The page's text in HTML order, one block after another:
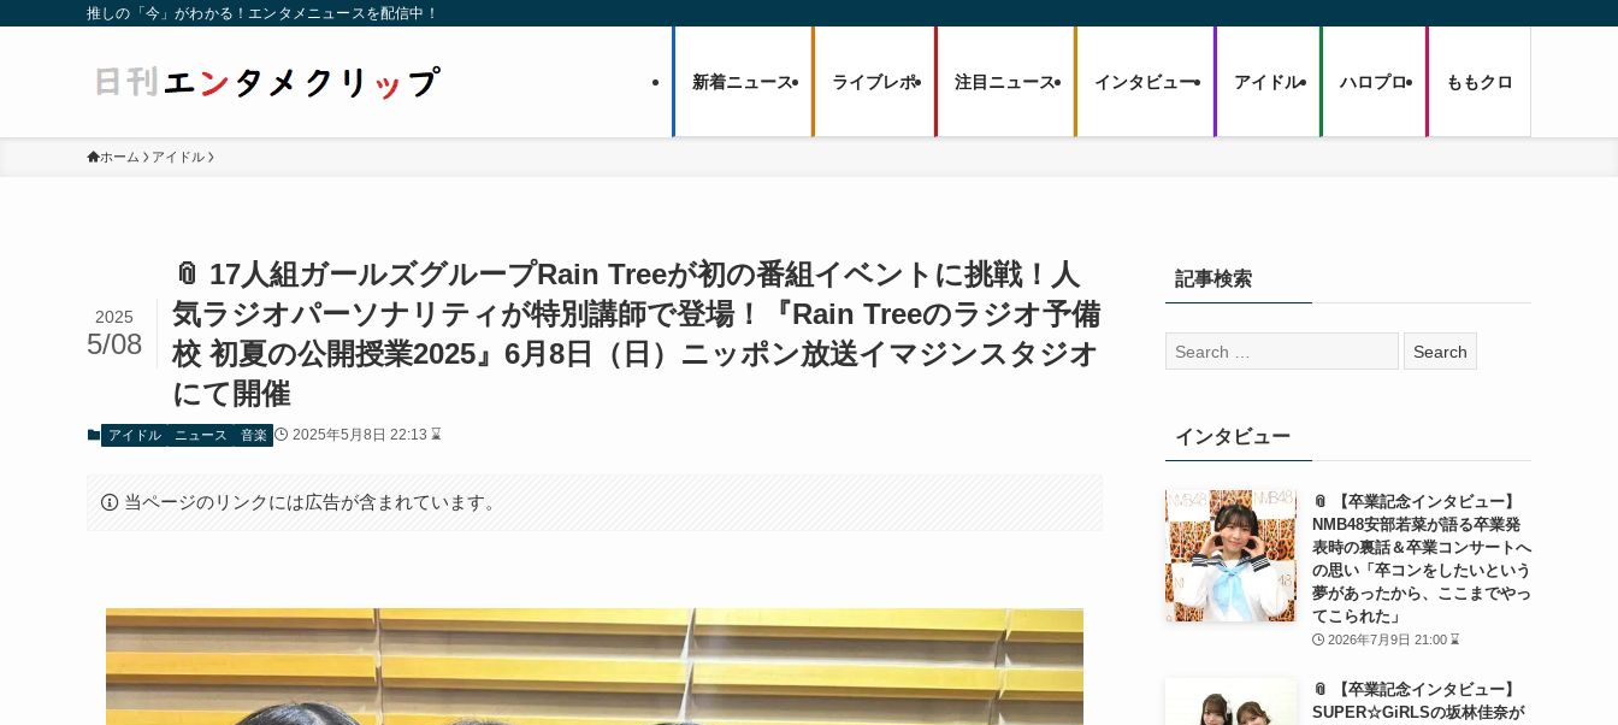
推しの「今」がわかる！エンタメニュースを配信中！
新着ニュース ライブレポ 注目ニュース インタビュー アイドル ハロプロ ももクロ
ホーム アイドル
📎 17人組ガールズグループRain Treeが初の番組イベントに挑戦！人
気ラジオパーソナリティが特別講師で登場！『Rain Treeのラジオ予備
校 初夏の公開授業2025』6月8日（日）ニッポン放送イマジンスタジオ
にて開催
2025
5/08
アイドル ニュース 音楽 2025年5月8日 22:13 ⌛
当ページのリンクには広告が含まれています。
記事検索
検
索:
インタビュー
📎 【卒業記念インタビュー】
NMB48安部若菜が語る卒業発
表時の裏話＆卒業コンサートへ
の思い「卒コンをしたいという
夢があったから、ここまでやっ
てこられた」
2026年7月9日 21:00 ⌛
📎 【卒業記念インタビュー】
SUPER☆GiRLSの坂林佳奈が